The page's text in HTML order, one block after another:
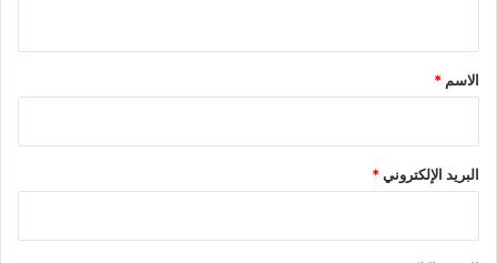
*
الاسم *
البريد الإلكتروني*